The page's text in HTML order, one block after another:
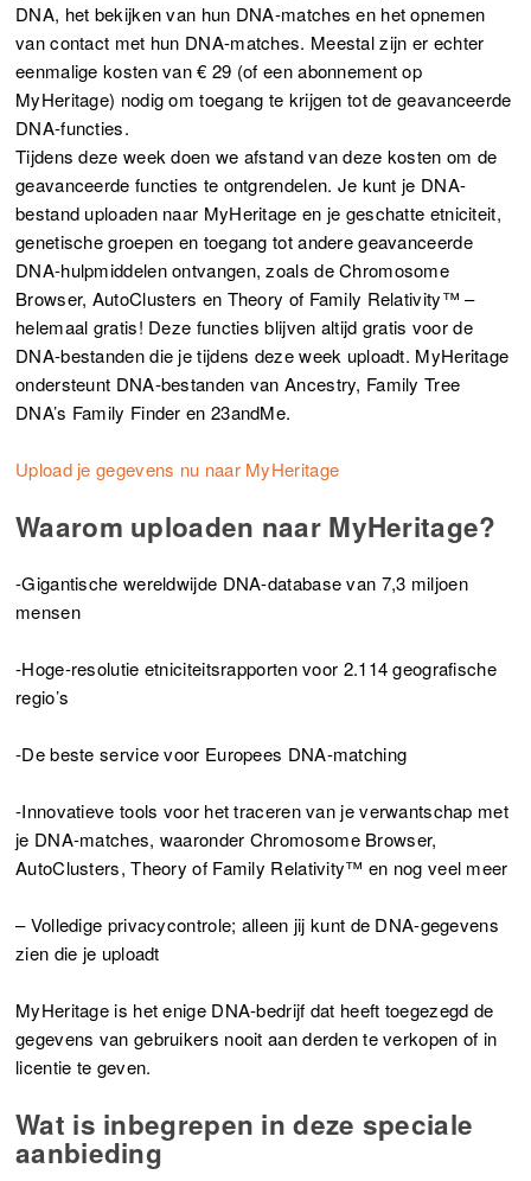
DNA, het bekijken van hun DNA-matches en het opnemen
van contact met hun DNA-matches. Meestal zijn er echter
eenmalige kosten van € 29 (of een abonnement op
MyHeritage) nodig om toegang te krijgen tot de geavanceerde
DNA-functies.
Tijdens deze week doen we afstand van deze kosten om de
geavanceerde functies te ontgrendelen. Je kunt je DNA-
bestand uploaden naar MyHeritage en je geschatte etniciteit,
genetische groepen en toegang tot andere geavanceerde
DNA-hulpmiddelen ontvangen, zoals de Chromosome
Browser, AutoClusters en Theory of Family Relativity™ –
helemaal gratis! Deze functies blijven altijd gratis voor de
DNA-bestanden die je tijdens deze week uploadt. MyHeritage
ondersteunt DNA-bestanden van Ancestry, Family Tree
DNA’s Family Finder en 23andMe.
Upload je gegevens nu naar MyHeritage
Waarom uploaden naar MyHeritage?
-Gigantische wereldwijde DNA-database van 7,3 miljoen
mensen
-Hoge-resolutie etniciteitsrapporten voor 2.114 geografische
regio’s
-De beste service voor Europees DNA-matching
-Innovatieve tools voor het traceren van je verwantschap met
je DNA-matches, waaronder Chromosome Browser,
AutoClusters, Theory of Family Relativity™ en nog veel meer
– Volledige privacycontrole; alleen jij kunt de DNA-gegevens
zien die je uploadt
MyHeritage is het enige DNA-bedrijf dat heeft toegezegd de
gegevens van gebruikers nooit aan derden te verkopen of in
licentie te geven.
Wat is inbegrepen in deze speciale
aanbieding